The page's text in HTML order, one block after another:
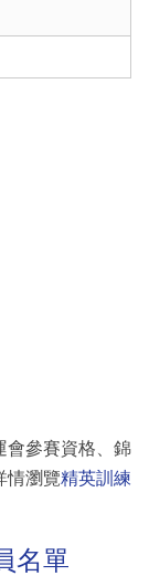
會參賽資格、錦
情瀏覽精英訓練
名單